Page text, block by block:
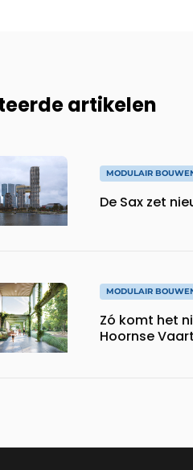
artikelen
MODULAIR
De Sax zet
MODULAIR
Zó komt het
Hoornse